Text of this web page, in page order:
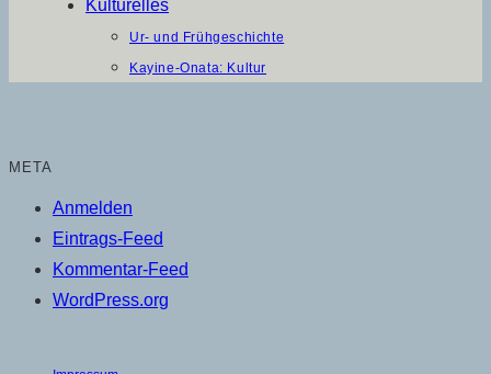
Kulturelles
Ur- und Frühgeschichte
Kayine-Onata: Kultur
META
Anmelden
Eintrags-Feed
Kommentar-Feed
WordPress.org